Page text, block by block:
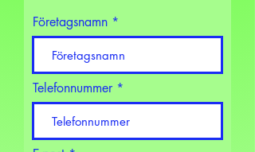
Företagsnamn
Telefonnummer